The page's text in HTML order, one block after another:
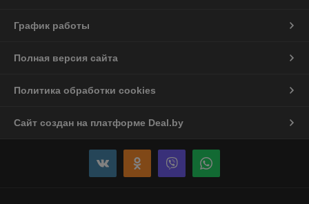
График работы
Полная версия сайта
Политика обработки cookies
Сайт создан на платформе Deal.by